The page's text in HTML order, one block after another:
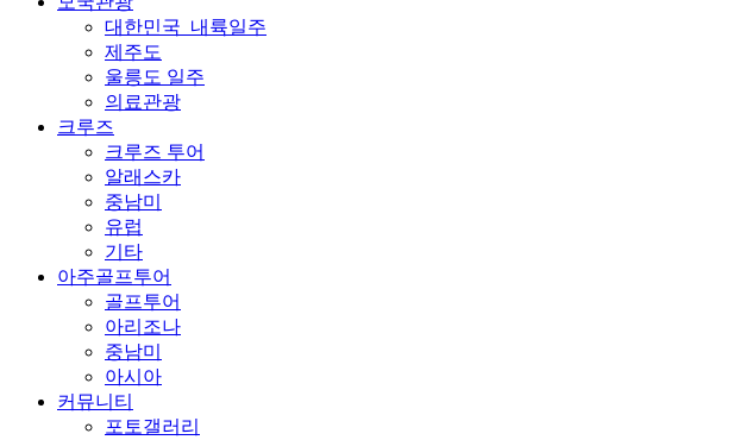
대한민국_내륙일주
제주도
울릉도 일주
의료관광
크루즈
크루즈 투어
알래스카
중남미
유럽
기타
아주골프투어
골프투어
아리조나
중남미
아시아
커뮤니티
포토갤러리